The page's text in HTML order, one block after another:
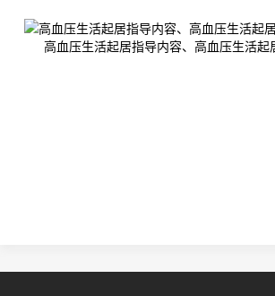
高血压生活起居指导内容、高血压生活起